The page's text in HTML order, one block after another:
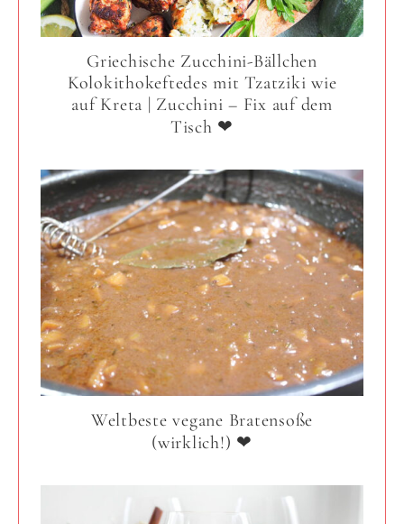
Griechische Zucchini-Bällchen
Kolokithokeftedes mit Tzatziki wie
auf Kreta | Zucchini – Fix auf dem
Tisch ❤
Weltbeste vegane Bratensoße
(wirklich!) ❤